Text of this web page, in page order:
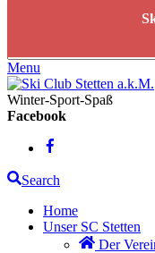
Menu
Winter-Sport-Spaß
Facebook
Search
Home
Unser SC Stetten
Der